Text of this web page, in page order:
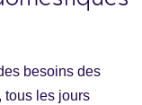
besoins des
tous les jours